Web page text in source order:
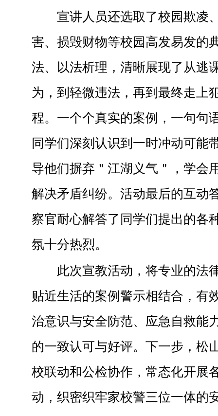
宣讲人员还选取了校园欺凌
害、损毁财物等校园高发易发的
法、以法析理，清晰展现了从逃
为，到轻微违法，再到最终走上
程。一个个真实的案例，一句句
同学们深刻认识到一时冲动可能
导他们摒弃＂江湖义气＂，学会
解决矛盾纠纷。活动最后的互动
察官耐心解答了同学们提出的各
氛十分热烈。
此次宣教活动，将专业的法
贴近生活的案例警示相结合，有
治意识与安全防范、应急自救能
的一致认可与好评。下一步，松
校联动和公检协作，常态化开展
动，织密织牢家校警三位一体的